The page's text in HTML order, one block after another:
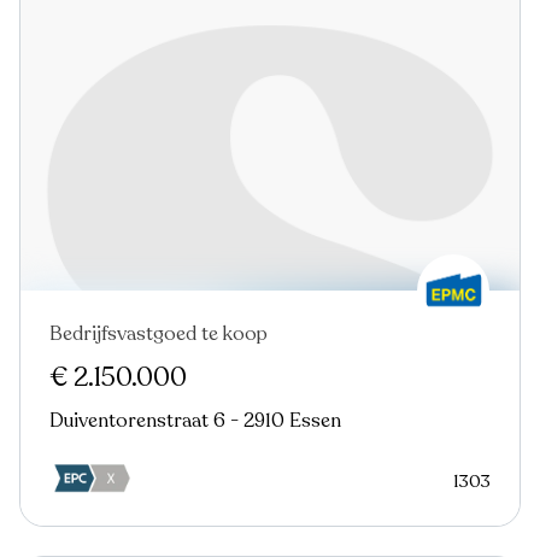
Bedrijfsvastgoed te koop
€ 2.150.000
Duiventorenstraat 6 - 2910 Essen
1303